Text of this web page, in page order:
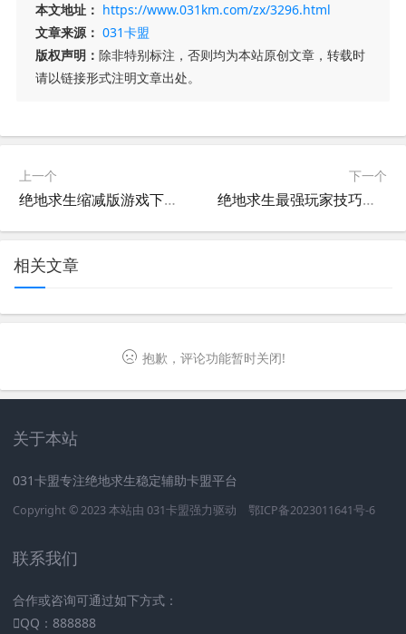
本文地址： https://www.031km.com/zx/3296.html
文章来源： 031卡盟
版权声明： 除非特别标注，否则均为本站原创文章，转载时
请以链接形式注明文章出处。
上一个
绝地求生缩减版游戏下载，体验极致战斗-绝地求生缩减版好玩吗？全面评测
下一个
绝地求生最强玩家技巧分享第五十二章-绝地求生高手进阶指南第五十二章节
相关文章
抱歉，评论功能暂时关闭!
关于本站
031卡盟专注绝地求生稳定辅助卡盟平台
Copyright © 2023 本站由 031卡盟强力驱动 鄂ICP备2023011641号-6
联系我们
合作或咨询可通过如下方式：
QQ：888888